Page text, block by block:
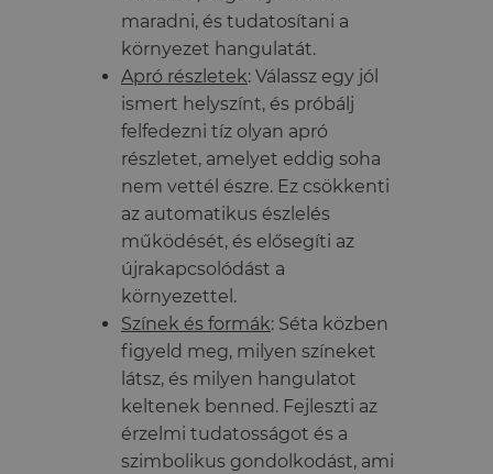
maradni, és tudatosítani a
környezet hangulatát.
Apró részletek: Válassz egy jól
ismert helyszínt, és próbálj
felfedezni tíz olyan apró
részletet, amelyet eddig soha
nem vettél észre. Ez csökkenti
az automatikus észlelés
működését, és elősegíti az
újrakapcsolódást a
környezettel.
Színek és formák: Séta közben
figyeld meg, milyen színeket
látsz, és milyen hangulatot
keltenek benned. Fejleszti az
érzelmi tudatosságot és a
szimbolikus gondolkodást, ami